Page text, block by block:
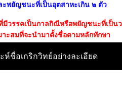
ะพยัญชนะที่เป็นอุตสาหะเกิน ๒ ตัว
มีวรรคเป็นกาลกิณีหรือพยัญชนะที่เป็น
าะสมที่จะนำมาตั้งชื่อตามหลักทักษา
ห์ชื่อเกริกวิทย์อย่างละเอียด